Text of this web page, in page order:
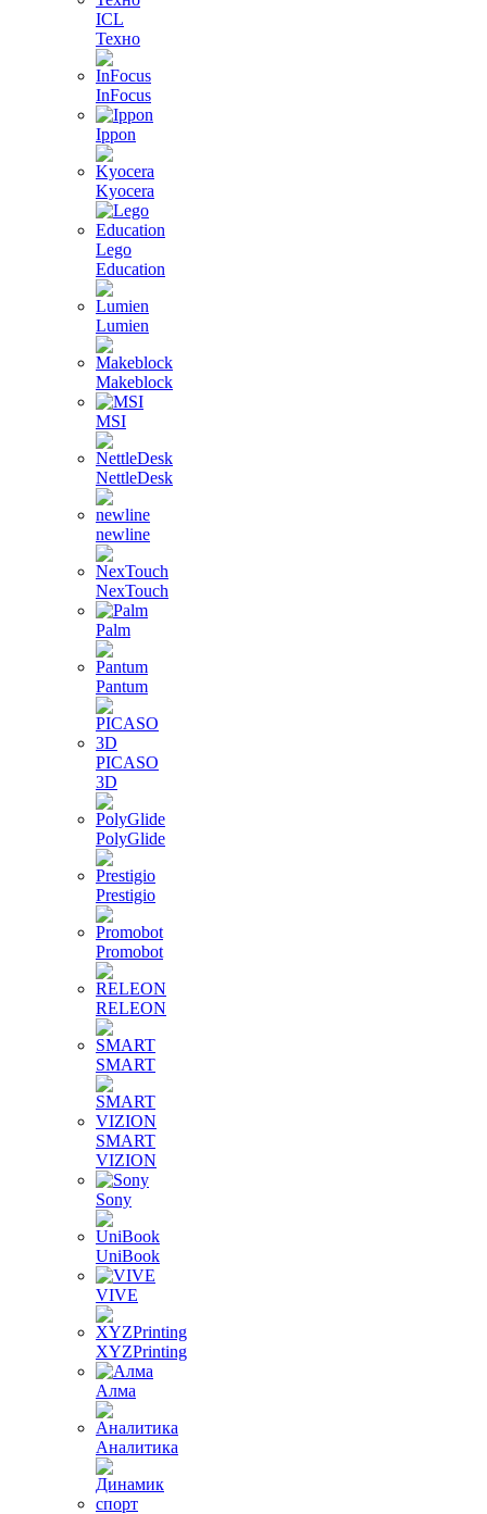
ICL
Техно
InFocus
Ippon
Kyocera
Lego
Education
Lumien
Makeblock
MSI
NettleDesk
newline
NexTouch
Palm
Pantum
PICASO
3D
PolyGlide
Prestigio
Promobot
RELEON
SMART
SMART
VIZION
Sony
UniBook
VIVE
XYZPrinting
Алма
Аналитика